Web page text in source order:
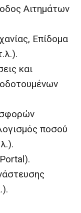
Αιτημάτων
Επίδομα
και
ποσού